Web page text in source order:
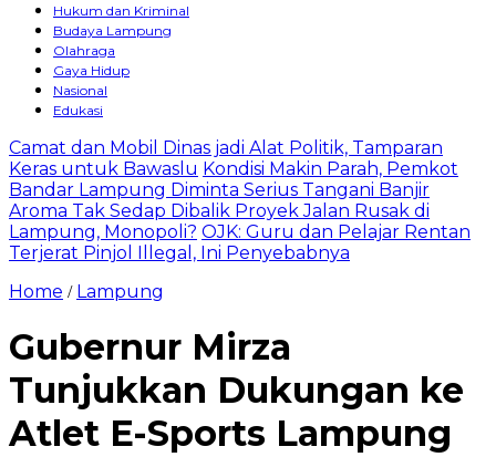
Hukum dan Kriminal
Budaya Lampung
Olahraga
Gaya Hidup
Nasional
Edukasi
Camat dan Mobil Dinas jadi Alat Politik, Tamparan
Keras untuk Bawaslu Kondisi Makin Parah, Pemkot
Bandar Lampung Diminta Serius Tangani Banjir
Aroma Tak Sedap Dibalik Proyek Jalan Rusak di
Lampung, Monopoli? OJK: Guru dan Pelajar Rentan
Terjerat Pinjol Illegal, Ini Penyebabnya
Home / Lampung
Gubernur Mirza
Tunjukkan Dukungan ke
Atlet E-Sports Lampung